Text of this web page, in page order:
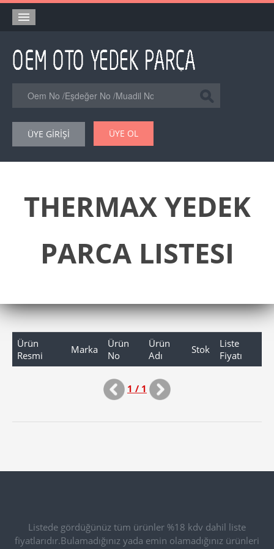
Orjinal Yedek Parça
Eşdeğer Muadil Yedek Parça
Şase Numarası VIN Yedekparça Sorgulama
Hakkımızda
Forum
ÜYE GİRİŞİ ÜYE OL
THERMAX YEDEK
PARCA LISTESI
Ürün
Resmi
Marka
Ürün
No
Ürün
Adı
Stok
Liste
Fiyatı
1 / 1
Listede gördüğünüz tüm ürünler %18 kdv dahil liste
fiyatlarıdır.Bulamadığınız yada emin olamadığınız ürünleri